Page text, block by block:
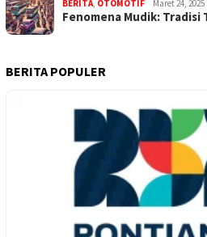
BERITA, OTOMOTIF Maret 24, 2025
Fenomena Mudik:
BERITA POPULER